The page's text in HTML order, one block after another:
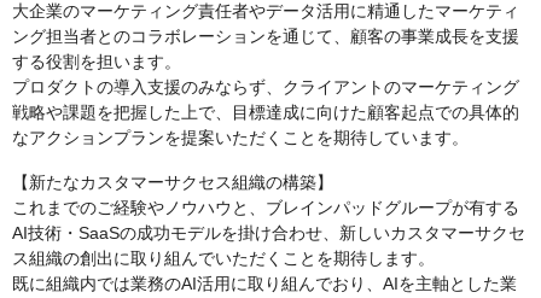
大企業のマーケティング責任者やデータ活用に精通したマーケティ
ング担当者とのコラボレーションを通じて、顧客の事業成長を支援
する役割を担います。
プロダクトの導入支援のみならず、クライアントのマーケティング
戦略や課題を把握した上で、目標達成に向けた顧客起点での具体的
なアクションプランを提案いただくことを期待しています。
【新たなカスタマーサクセス組織の構築】
これまでのご経験やノウハウと、ブレインパッドグループが有する
AI技術・SaaSの成功モデルを掛け合わせ、新しいカスタマーサクセ
ス組織の創出に取り組んでいただくことを期待します。
既に組織内では業務のAI活用に取り組んでおり、AIを主軸とした業